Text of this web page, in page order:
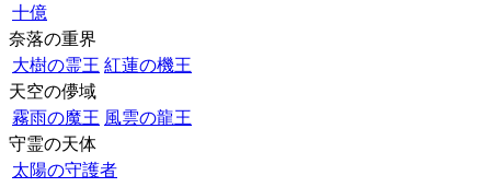
十億
奈落の重界
大樹の霊王 紅蓮の機王
天空の儚域
霧雨の魔王 風雲の龍王
守霊の天体
太陽の守護者